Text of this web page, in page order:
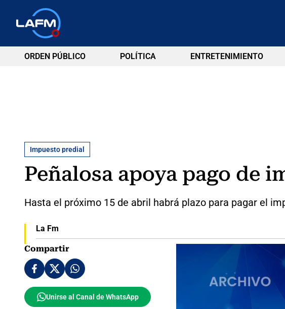
ORDEN PÚBLICO POLÍTICA ENTRETENIMIENTO
Impuesto predial
Peñalosa apoya pago de
Hasta el próximo 15 de abril habrá plazo para pagar el
La Fm
Compartir
Unirse al Canal de WhatsApp